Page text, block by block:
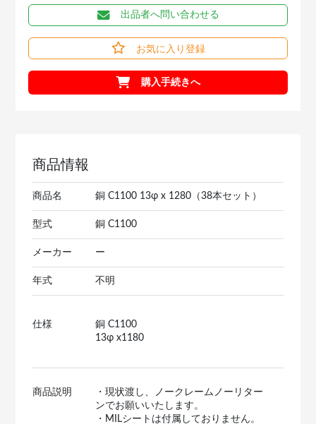
出品者へ問い合わせる
お気に入り登録
購入手続きへ
商品情報
商品名 銅 C1100 13φ x 1280（38本セット）
型式 銅 C1100
メーカー ー
年式 不明
仕様
銅 C1100
13φ x1180
商品説明
・現状渡し、ノークレームノーリター
ンでお願いいたします。
・MILシートは付属しておりません。